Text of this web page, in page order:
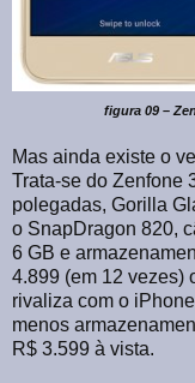
figura 09 –
Mas ainda existe o
Trata-se do Zenfone
polegadas, Gorilla
o SnapDragon 820,
6 GB e
4.899 (em 12 vezes)
rivaliza com o
menos
R$ 3.599 à vista.